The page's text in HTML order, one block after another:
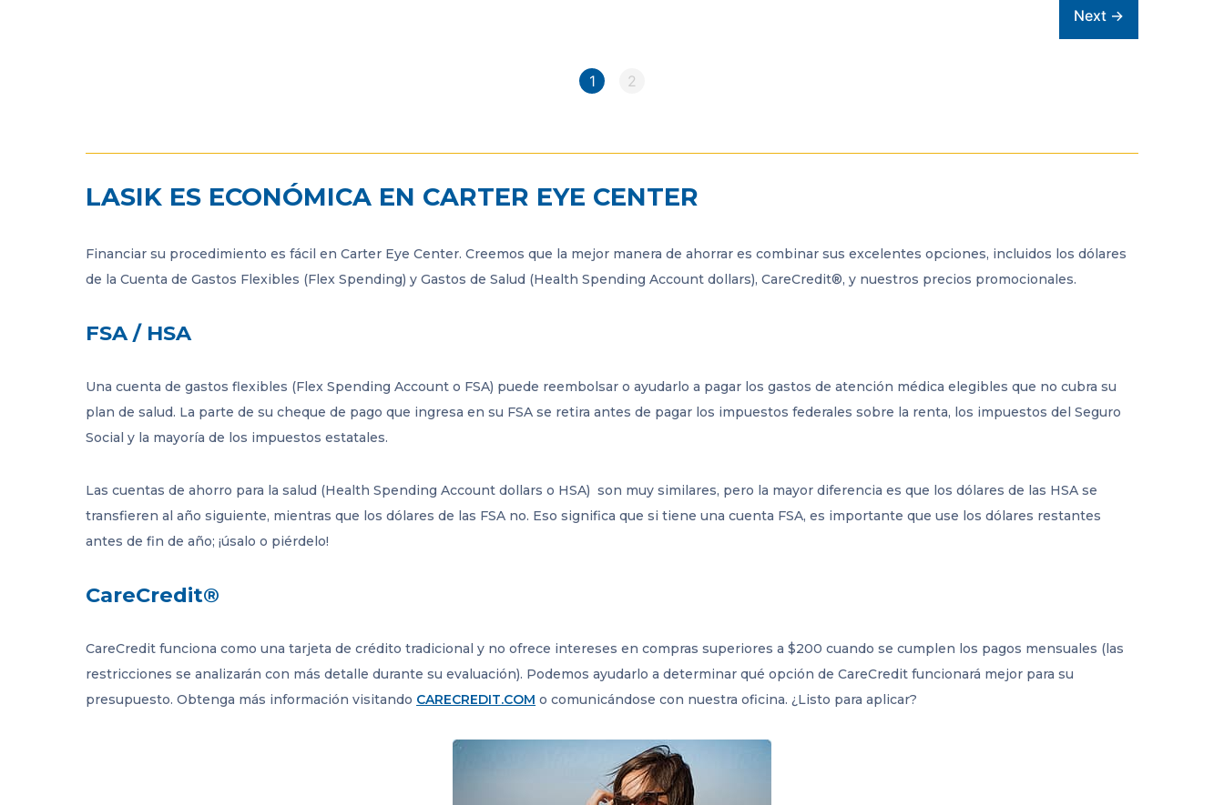
LASIK ES ECONÓMICA EN CARTER EYE CENTER
Financiar su procedimiento es fácil en Carter Eye Center. Creemos que la mejor manera de ahorrar es combinar sus excelentes opciones, incluidos los dólares
de la Cuenta de Gastos Flexibles (Flex Spending) y Gastos de Salud (Health Spending Account dollars), CareCredit®, y nuestros precios promocionales.
FSA / HSA
Una cuenta de gastos flexibles (Flex Spending Account o FSA) puede reembolsar o ayudarlo a pagar los gastos de atención médica elegibles que no cubra su
plan de salud. La parte de su cheque de pago que ingresa en su FSA se retira antes de pagar los impuestos federales sobre la renta, los impuestos del Seguro
Social y la mayoría de los impuestos estatales.
Las cuentas de ahorro para la salud (Health Spending Account dollars o HSA) son muy similares, pero la mayor diferencia es que los dólares de las HSA se
transfieren al año siguiente, mientras que los dólares de las FSA no. Eso significa que si tiene una cuenta FSA, es importante que use los dólares restantes
antes de fin de año; ¡úsalo o piérdelo!
CareCredit®
CareCredit funciona como una tarjeta de crédito tradicional y no ofrece intereses en compras superiores a $200 cuando se cumplen los pagos mensuales (las
restricciones se analizarán con más detalle durante su evaluación). Podemos ayudarlo a determinar qué opción de CareCredit funcionará mejor para su
presupuesto. Obtenga más información visitando CARECREDIT.COM o comunicándose con nuestra oficina. ¿Listo para aplicar?